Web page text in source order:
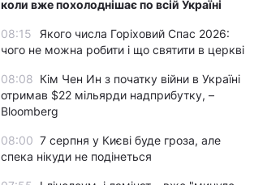
коли вже похолоднішає по всій Україні
08:15
Якого числа Горіховий Спас 2026:
чого не можна робити і що святити в церкві
08:08 Кім Чен Ин з початку війни в Україні
отримав $22 мільярди надприбутку, –
Bloomberg
08:00 7 серпня у Києві буде гроза, але
спека нікуди не подінеться